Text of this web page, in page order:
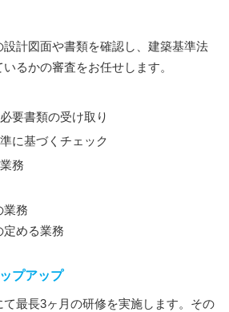
設計図面や書類を確認し、建築基準法
るかの審査をお任せします。
要書類の受け取り
に基づくチェック
務
業務
定める業務
プアップ
て最長3ヶ月の研修を実施します。その